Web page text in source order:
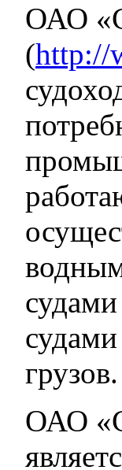
ОАО
(http://
грузов.
ОАО